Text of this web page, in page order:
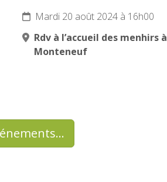
Mardi 20 août 2024 à 16h00
Rdv à l’accueil des menhirs à
Monteneuf